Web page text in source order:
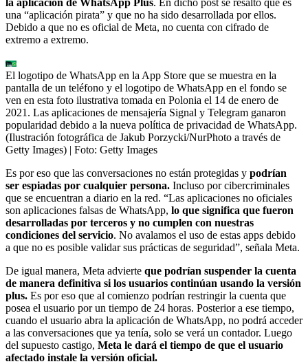
una “aplicación pirata” y que no ha sido desarrollada por ellos.
Debido a que no es oficial de Meta, no cuenta con cifrado de
extremo a extremo.
El logotipo de WhatsApp en la App Store que se muestra en la
pantalla de un teléfono y el logotipo de WhatsApp en el fondo se
ven en esta foto ilustrativa tomada en Polonia el 14 de enero de
2021. Las aplicaciones de mensajería Signal y Telegram ganaron
popularidad debido a la nueva política de privacidad de WhatsApp.
(Ilustración fotográfica de Jakub Porzycki/NurPhoto a través de
Getty Images) | Foto: Getty Images
Es por eso que las conversaciones no están protegidas y podrían
ser espiadas por cualquier persona. Incluso por cibercriminales
que se encuentran a diario en la red. “Las aplicaciones no oficiales
son aplicaciones falsas de WhatsApp, lo que significa que fueron
desarrolladas por terceros y no cumplen con nuestras
condiciones del servicio. No avalamos el uso de estas apps debido
a que no es posible validar sus prácticas de seguridad”, señala Meta.
De igual manera, Meta advierte que podrían suspender la cuenta
de manera definitiva si los usuarios continúan usando la versión
plus. Es por eso que al comienzo podrían restringir la cuenta que
posea el usuario por un tiempo de 24 horas. Posterior a ese tiempo,
cuando el usuario abra la aplicación de WhatsApp, no podrá acceder
a las conversaciones que ya tenía, solo se verá un contador. Luego
del supuesto castigo, Meta le dará el tiempo de que el usuario
afectado instale la versión oficial.